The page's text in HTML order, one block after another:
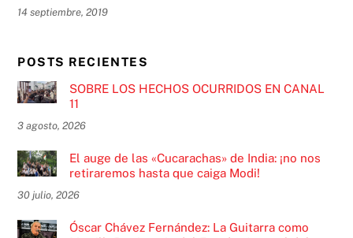
14 septiembre, 2019
POSTS RECIENTES
SOBRE LOS HECHOS OCURRIDOS EN CANAL
11
3 agosto, 2026
El auge de las «Cucarachas» de India: ¡no nos
retiraremos hasta que caiga Modi!
30 julio, 2026
Óscar Chávez Fernández: La Guitarra como